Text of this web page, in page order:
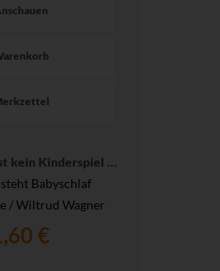
kein Kinderspiel …
Babyschlaf
/ Wiltrud Wagner
€